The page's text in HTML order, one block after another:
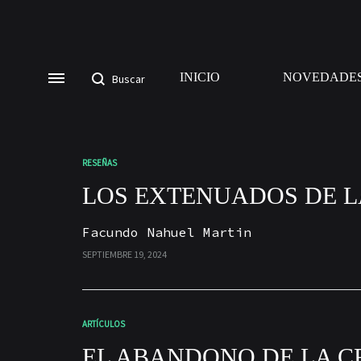
INICIO
RESEÑAS
LOS EXTENUADOS DE
Facundo Nahuel Martin
SEPTIEMBRE 19, 2024
ARTÍCULOS